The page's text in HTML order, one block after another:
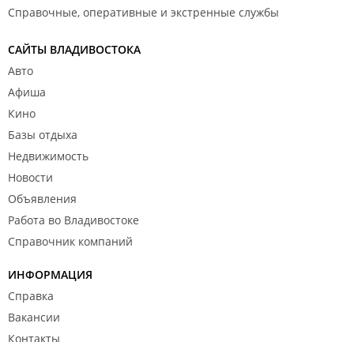
Справочные, оперативные и экстренные службы
САЙТЫ ВЛАДИВОСТОКА
Авто
Афиша
Кино
Базы отдыха
Недвижимость
Новости
Объявления
Работа во Владивостоке
Справочник компаний
ИНФОРМАЦИЯ
Справка
Вакансии
Контакты